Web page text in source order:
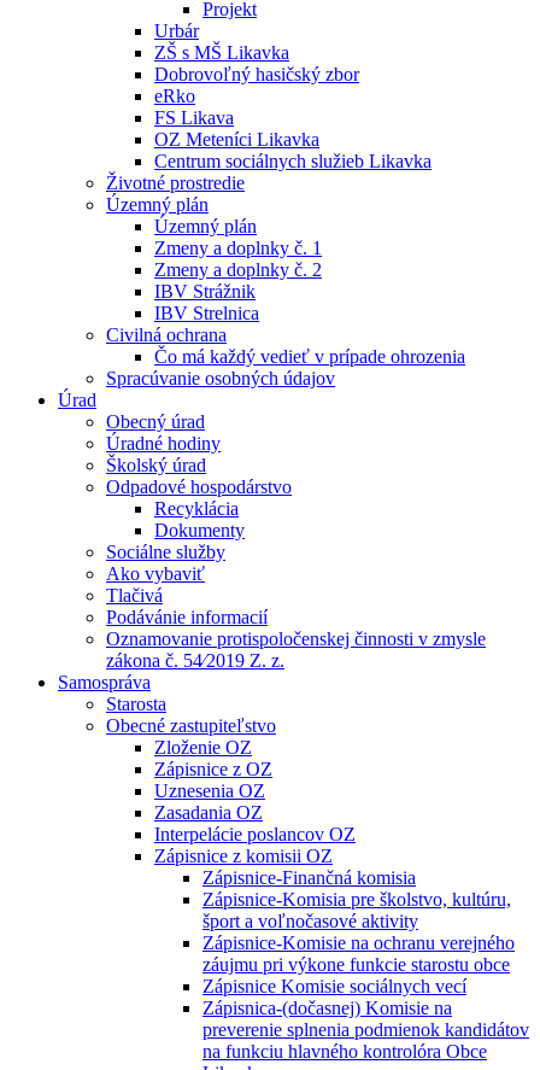
Projekt
Urbár
ZŠ s MŠ Likavka
Dobrovoľný hasičský zbor
eRko
FS Likava
OZ Meteníci Likavka
Centrum sociálnych služieb Likavka
Životné prostredie
Územný plán
Územný plán
Zmeny a doplnky č. 1
Zmeny a doplnky č. 2
IBV Strážnik
IBV Strelnica
Civilná ochrana
Čo má každý vedieť v prípade ohrozenia
Spracúvanie osobných údajov
Úrad
Obecný úrad
Úradné hodiny
Školský úrad
Odpadové hospodárstvo
Recyklácia
Dokumenty
Sociálne služby
Ako vybaviť
Tlačivá
Podávánie informacií
Oznamovanie protispoločenskej činnosti v zmysle
zákona č. 54⁄2019 Z. z.
Samospráva
Starosta
Obecné zastupiteľstvo
Zloženie OZ
Zápisnice z OZ
Uznesenia OZ
Zasadania OZ
Interpelácie poslancov OZ
Zápisnice z komisii OZ
Zápisnice-Finančná komisia
Zápisnice-Komisia pre školstvo, kultúru,
šport a voľnočasové aktivity
Zápisnice-Komisie na ochranu verejného
záujmu pri výkone funkcie starostu obce
Zápisnice Komisie sociálnych vecí
Zápisnica-(dočasnej) Komisie na
preverenie splnenia podmienok kandidátov
na funkciu hlavného kontrolóra Obce